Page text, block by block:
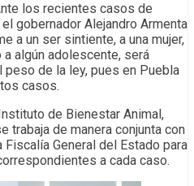
los recientes casos de
gobernador Alejandro Armenta
a un ser sintiente, a una mujer,
a algún adolescente, será
de la ley, pues en Puebla
casos.
de Bienestar Animal,
trabaja de manera conjunta con
Fiscalía General del Estado para
a cada caso.